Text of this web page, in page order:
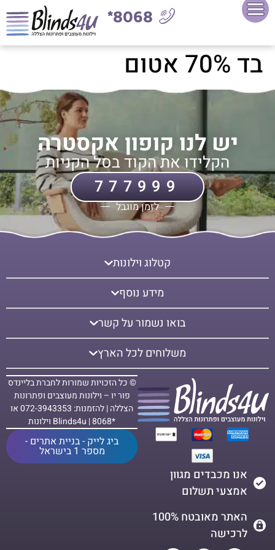
8068*
בד 70% אטום
יש לנו קופון אקסטרה
הקלידו את הקוד בסל הקניות
777999
לזמן מוגבל
אנו מכבדים מגוון
אמצעי תשלום
האתר מאובטח 100%
לרכישה
© כל הזכויות שמורות לחברת בליינדס
פור יו – וילונות מעוצבים ופתרונות
הצללה | להזמנות: 072-3943353 או
*8068 | Blinds4u וילונות
ביג לייק - בניית אתרים -
מספר 1 בישראל
קטלוג וילונות
מידע נוסף
בואו נשמור על קשר
משלוחים לכל הארץ